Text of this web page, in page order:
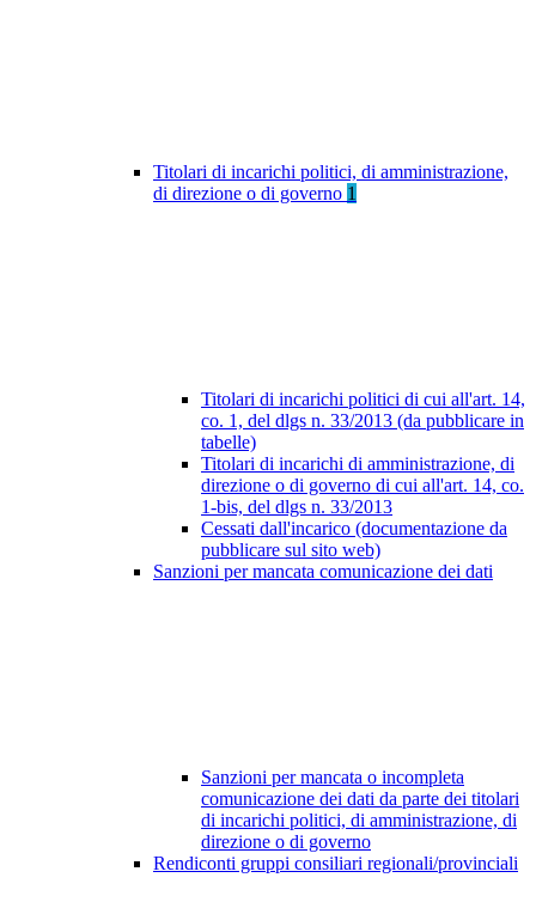
Titolari di incarichi politici, di amministrazione,
di direzione o di governo 1
Titolari di incarichi politici di cui all'art. 14,
co. 1, del dlgs n. 33/2013 (da pubblicare in
tabelle)
Titolari di incarichi di amministrazione, di
direzione o di governo di cui all'art. 14, co.
1-bis, del dlgs n. 33/2013
Cessati dall'incarico (documentazione da
pubblicare sul sito web)
Sanzioni per mancata comunicazione dei dati
Sanzioni per mancata o incompleta
comunicazione dei dati da parte dei titolari
di incarichi politici, di amministrazione, di
direzione o di governo
Rendiconti gruppi consiliari regionali/provinciali